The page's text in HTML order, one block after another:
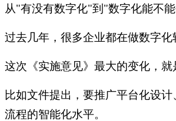
从"有没有数字化"到"数字化能不
过去几年，很多企业都在做数字
这次《实施意见》最大的变化，
比如文件提出，要推广平台化设
流程的智能化水平。